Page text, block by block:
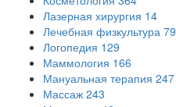
Лазерная хирургия 14
Лечебная физкультура 79
Логопедия 129
Маммология 166
Мануальная терапия 247
Массаж 243